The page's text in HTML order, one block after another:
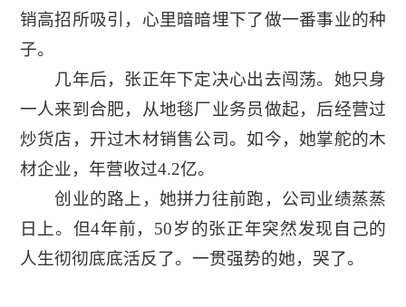
销高招所吸引，心里暗暗埋下了做一番事业的种
子。
几年后，张正年下定决心出去闯荡。她只身
一人来到合肥，从地毯厂业务员做起，后经营过
炒货店，开过木材销售公司。如今，她掌舵的木
材企业，年营收过4.2亿。
创业的路上，她拼力往前跑，公司业绩蒸蒸
日上。但4年前，50岁的张正年突然发现自己的
人生彻彻底底活反了。一贯强势的她，哭了。